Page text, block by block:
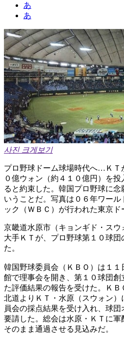
あ
あ
사진 크게보기
プロ野球ドーム球場時代へ…ＫＴ
０億ウォン（約４１０億円）を
ると約束した。韓国プロ野球に
いうことだ。写真は０６年ワー
ック（ＷＢＣ）が行われた東京ド
京畿道水原市（キョンギド・ス
大手ＫＴが、プロ野球第１０球
た。
韓国野球委員会（ＫＢＯ）は１
館で理事会を開き、第１０球団
た評価結果の報告を受けた。Ｋ
北道よりＫＴ・水原（スウォン
員会の採点結果を受け入れ、球
要請した。総会は水原・ＫＴに
そのまま通過させる見込みだ。